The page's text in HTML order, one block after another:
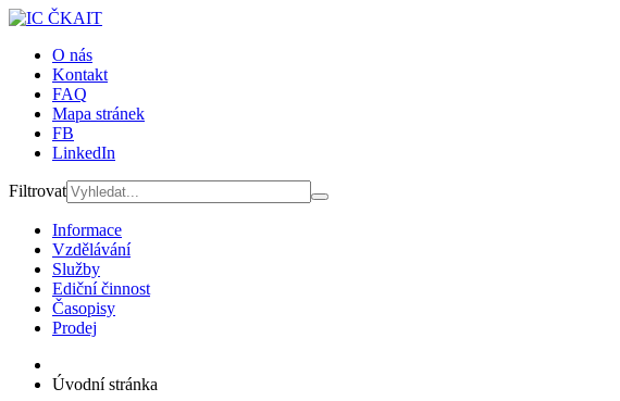
O nás
Kontakt
FAQ
Mapa stránek
FB
LinkedIn
Filtrovat
Informace
Vzdělávání
Služby
Ediční činnost
Časopisy
Prodej
Úvodní stránka